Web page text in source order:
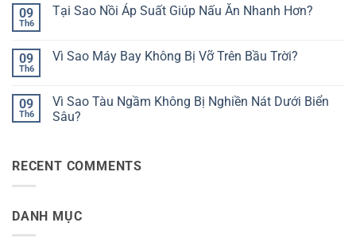
Gì
Xảy
Cơ
Thể
Suất
Cao?
luận
Hút
Được
Ống
Hút?
09
Th6
Tại Sao Nồi Áp Suất Giúp Nấu Ăn Nhanh Hơn?
bình
luận
Nồi
Áp
Suất
Nhanh
Hơn?
09
Th6
Vì Sao Máy Bay Không Bị Vỡ Trên Bầu Trời?
bình
luận
ở
Vì
Không
Trời?
09
Th6
Vì Sao Tàu Ngầm Không Bị Nghiền Nát Dưới Biển
Sâu?
luận
ở
Ngầm
Không
RECENT COMMENTS
DANH MỤC